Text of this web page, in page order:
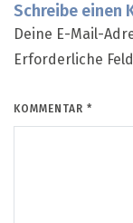
Schreibe einen
Deine E-Mail-
Erforderliche
KOMMENTAR *